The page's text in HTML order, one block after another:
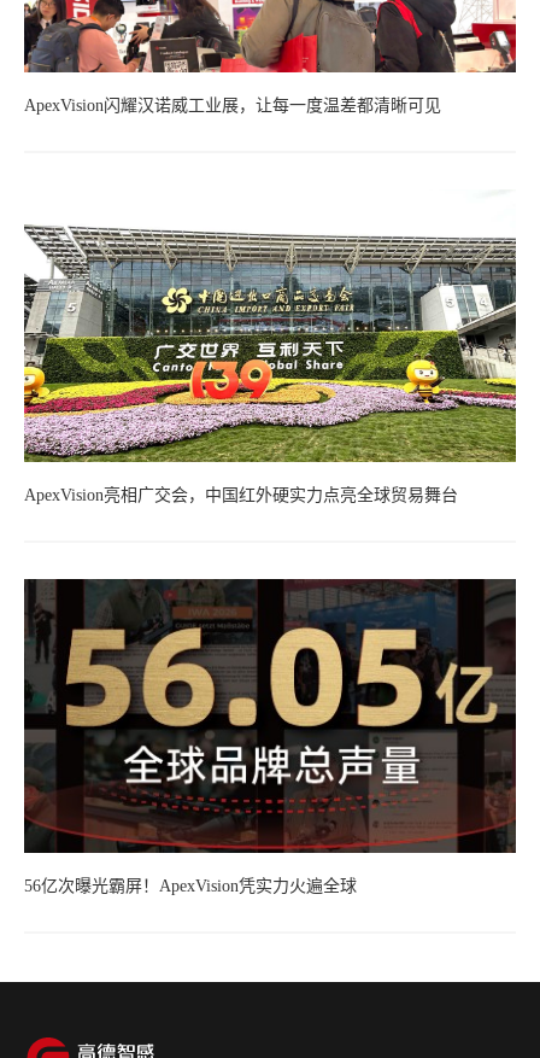
ApexVision闪耀汉诺威工业展，让每一度温差都清晰可见
ApexVision亮相广交会，中国红外硬实力点亮全球贸易舞台
56亿次曝光霸屏！ApexVision凭实力火遍全球